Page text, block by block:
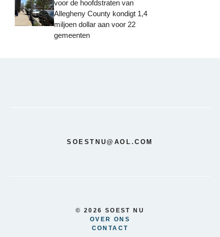
voor de hoofdstraten van
Allegheny County kondigt 1,4
miljoen dollar aan voor 22
gemeenten
SOESTNU@AOL.COM
© 2026 SOEST NU
OVER ONS
CONTACT